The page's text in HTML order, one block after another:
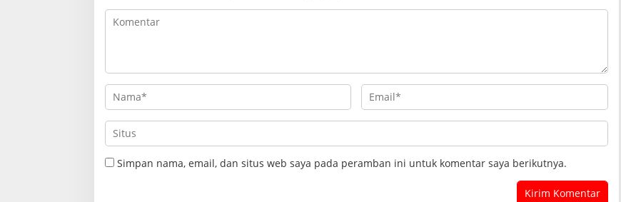
Simpan nama, email, dan situs web saya pada peramban ini untuk komentar saya berikutnya.